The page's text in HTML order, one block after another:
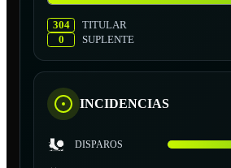
304
TITULAR
0
SUPLENTE
INCIDENCIAS
DISPAROS